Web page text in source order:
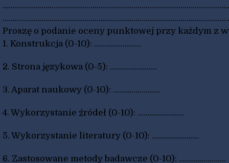
Proszę o podanie oceny punktowej przy każdym z
1. Konstrukcja (0-10): .......................
2. Strona językowa (0-5): .......................
3. Aparat naukowy (0-10): .......................
4. Wykorzystanie źródeł (0-10): .......................
5. Wykorzystanie literatury (0-10): .......................
6. Zastosowane metody badawcze (0-10): .......................